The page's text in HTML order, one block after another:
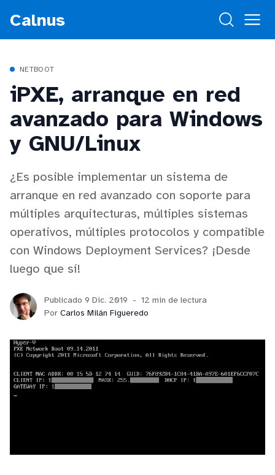
Calnus
NETBOOT
iPXE, arranque en red
avanzado para Windows
y GNU/Linux
¿Es posible implementar un sistema de
arranque en red avanzado con soporte para
múltiples arquitecturas, múltiples sistemas
operativos, múltiples protocolos y compatible
con Windows Deployment Services? ¡Desde
luego que sí!
Publicado 9 Dic. 2019
12 min de lectura
Por Carlos Milán Figueredo